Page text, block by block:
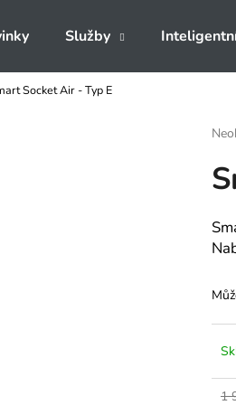
Služby
Socket Air - Typ E
je
z
5
1
Co potřebujete najít?